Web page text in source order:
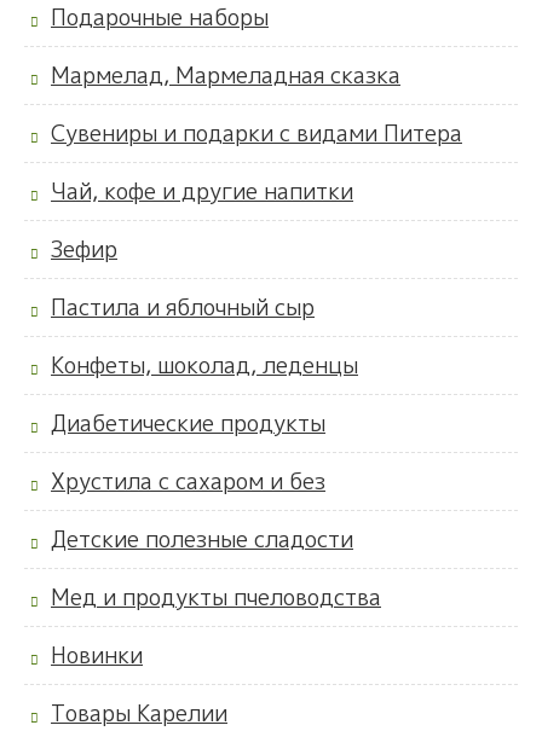
Подарочные наборы
Мармелад, Мармеладная сказка
Сувениры и подарки с видами Питера
Чай, кофе и другие напитки
Зефир
Пастила и яблочный сыр
Конфеты, шоколад, леденцы
Диабетические продукты
Хрустила с сахаром и без
Детские полезные сладости
Мед и продукты пчеловодства
Новинки
Товары Карелии